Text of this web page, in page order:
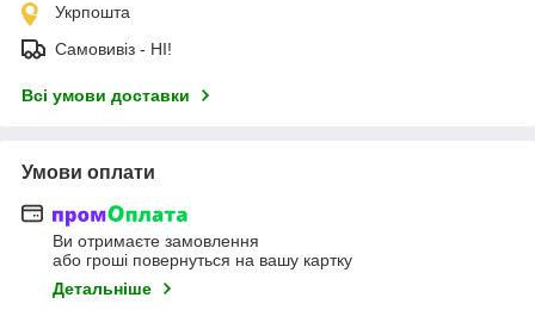
Укрпошта
Самовивіз - НІ!
Всі умови доставки
Умови оплати
Ви отримаєте замовлення
або гроші повернуться на вашу картку
Детальніше